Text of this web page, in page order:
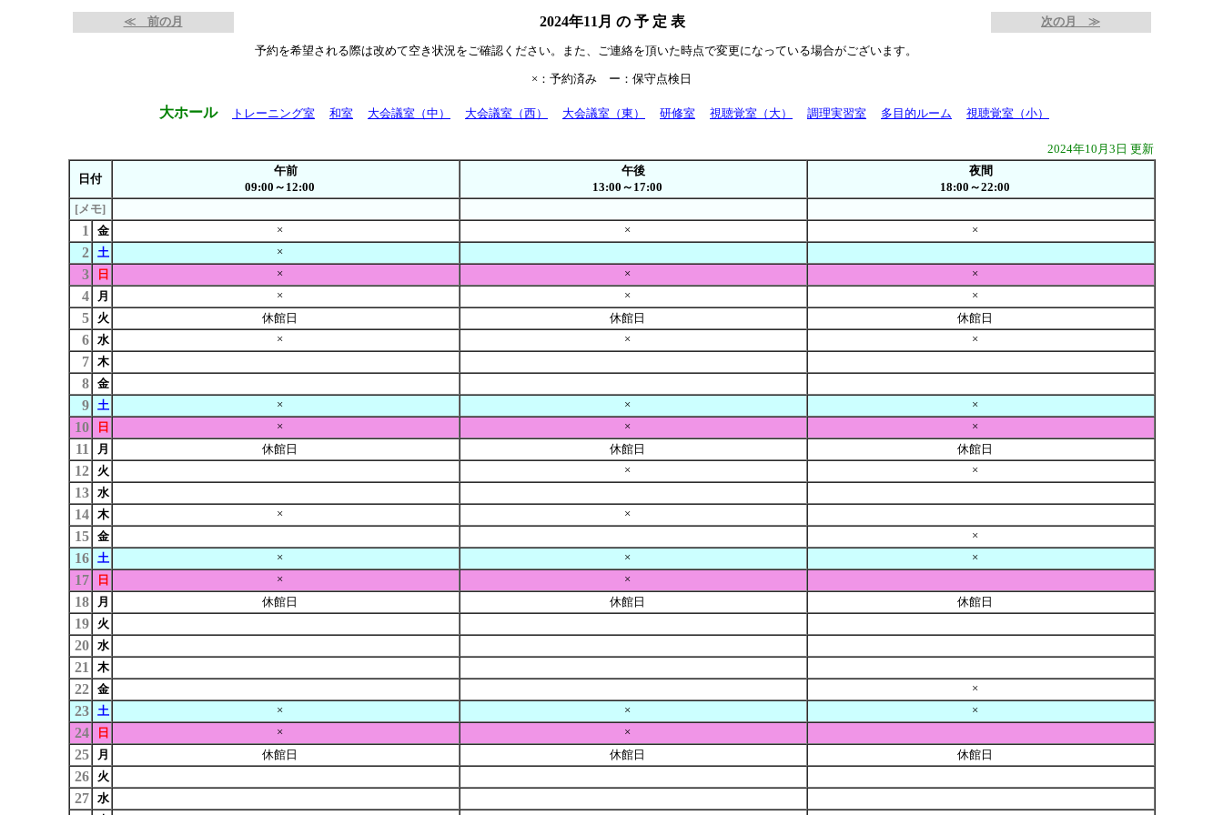
≪ 前の月 2024年11月 の 予 定 表 次の月 ≫
予約を希望される際は改めて空き状況をご確認ください。また、ご連絡を頂いた時点で変更になっている場合がございます。
×：予約済み ー：保守点検日
大ホール トレーニング室 和室 大会議室（中） 大会議室（西） 大会議室（東） 研修室 視聴覚室（大） 調理実習室 多目的ルーム 視聴覚室（小）
2024年10月3日 更新
日付
午前
09:00～12:00
午後
13:00～17:00
夜間
18:00～22:00
[メモ]
1 金 × × ×
2 土 ×
3 日 × × ×
4 月 × × ×
5 火 休館日 休館日 休館日
6 水 × × ×
7 木
8 金
9 土 × × ×
10 日 × × ×
11 月 休館日 休館日 休館日
12 火 × ×
13 水
14 木 × ×
15 金 ×
16 土 × × ×
17 日 × ×
18 月 休館日 休館日 休館日
19 火
20 水
21 木
22 金 ×
23 土 × × ×
24 日 × ×
25 月 休館日 休館日 休館日
26 火
27 水